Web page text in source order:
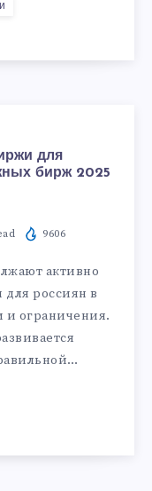
для
бирж 2025
9606
активно
россиян в
и ограничения.